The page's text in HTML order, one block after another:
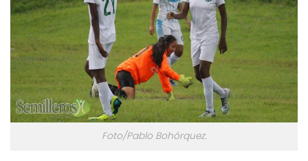
Foto/Pablo Bohórquez.